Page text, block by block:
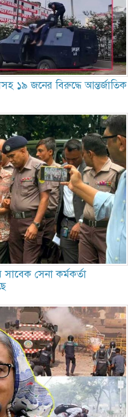
১৯ জনের বিরুদ্ধে আন্তর্জাতিক
সেনা কর্মকর্তা